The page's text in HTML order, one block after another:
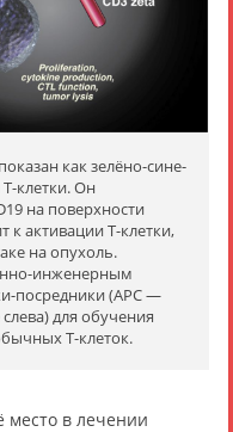
как зелёно-сине-
клетки. Он
на поверхности
к активации Т-клетки,
на опухоль.
инженерным
посредники (APC —
для обучения
Т-клеток.
место в лечении